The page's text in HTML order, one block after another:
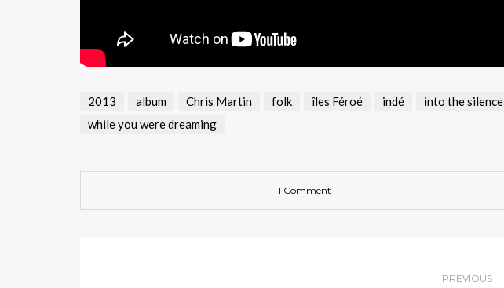
2013 album Chris Martin folk îles Féroé indé into the silence
while you were dreaming
1 Comment
PREVIOUS